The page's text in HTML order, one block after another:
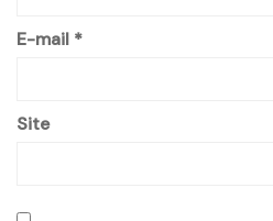
E-mail *
Site